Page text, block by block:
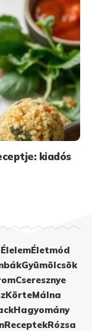
kiadós
ÉlelemÉletmód
Gyümölcsök
Cseresznye
KörteMálna
Hagyomány
ReceptekRózsa